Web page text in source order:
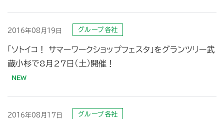
2016年08月19日 グループ各社
「ソトイコ！ サマーワークショップフェスタ」をグランツリー武
蔵小杉で8月27日（土）開催！
2016年08月17日 グループ各社